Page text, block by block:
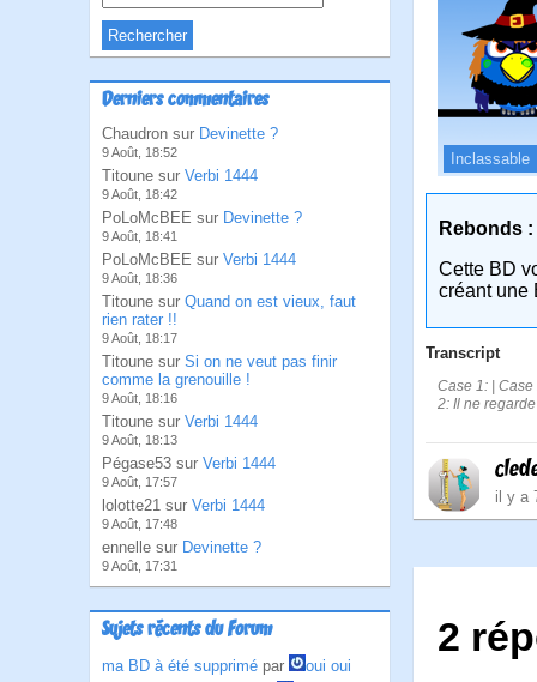
Derniers commentaires
Chaudron sur Devinette ?
9 Août, 18:52
Titoune sur Verbi 1444
9 Août, 18:42
PoLoMcBEE sur Devinette ?
9 Août, 18:41
PoLoMcBEE sur Verbi 1444
9 Août, 18:36
Titoune sur Quand on est vieux, faut
rien rater !!
9 Août, 18:17
Titoune sur Si on ne veut pas finir
comme la grenouille !
9 Août, 18:16
Titoune sur Verbi 1444
9 Août, 18:13
Pégase53 sur Verbi 1444
9 Août, 17:57
lolotte21 sur Verbi 1444
9 Août, 17:48
ennelle sur Devinette ?
9 Août, 17:31
Sujets récents du Forum
ma BD à été supprimé par
oui oui
Inclassable
Rebonds :
Cette BD
créant une
Transcript
Case 1: |
2: Il ne
il y a
2